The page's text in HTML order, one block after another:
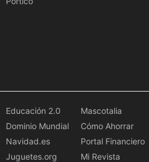
Educación 2.0
Dominio Mundial
Navidad.es
Juguetes.org
Mascotalia
Cómo Ahorrar
Portal Financiero
Mi Revista